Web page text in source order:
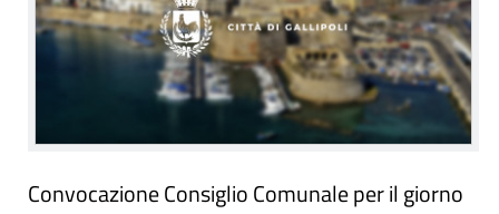
Convocazione Consiglio Comunale per il giorno